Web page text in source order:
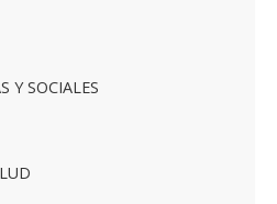
Y SOCIALES